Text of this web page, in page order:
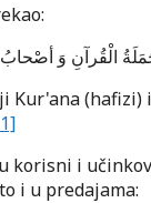
الْقُرآنِ وَ أصْحابُ
Kur'ana (hafizi)
korisni i
i u predajama: